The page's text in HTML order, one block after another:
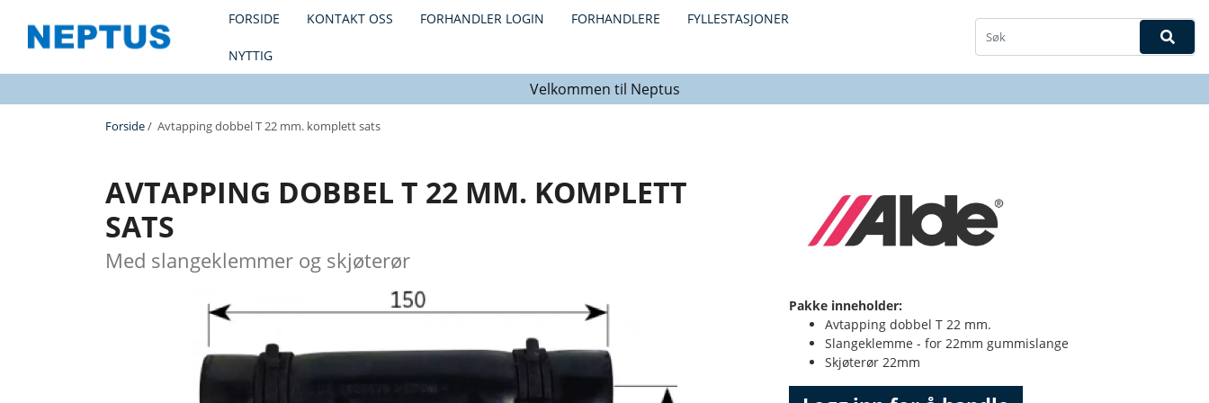
FORSIDE KONTAKT OSS FORHANDLER LOGIN FORHANDLERE FYLLESTASJONER
NYTTIG
Velkommen til Neptus
Forside/ Avtapping dobbel T 22 mm. komplett sats
AVTAPPING DOBBEL T 22 MM. KOMPLETT
SATS
Med slangeklemmer og skjøterør
Pakke inneholder:
Avtapping dobbel T 22 mm.
Slangeklemme - for 22mm gummislange
Skjøterør 22mm